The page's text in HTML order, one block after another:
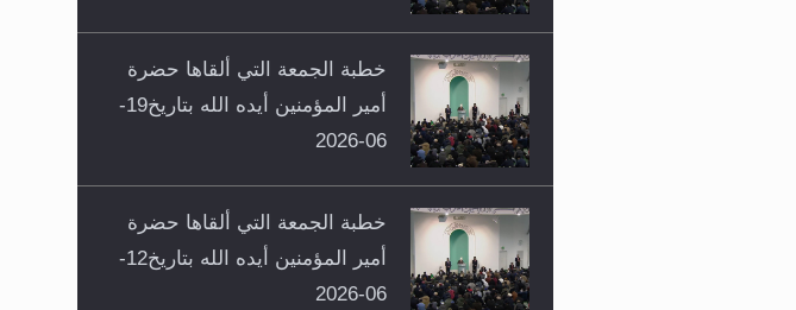
خطبة الجمعة التي ألقاها حضرة
أمير المؤمنين أيده الله بتاريخ19-
06-2026
خطبة الجمعة التي ألقاها حضرة
أمير المؤمنين أيده الله بتاريخ12-
06-2026